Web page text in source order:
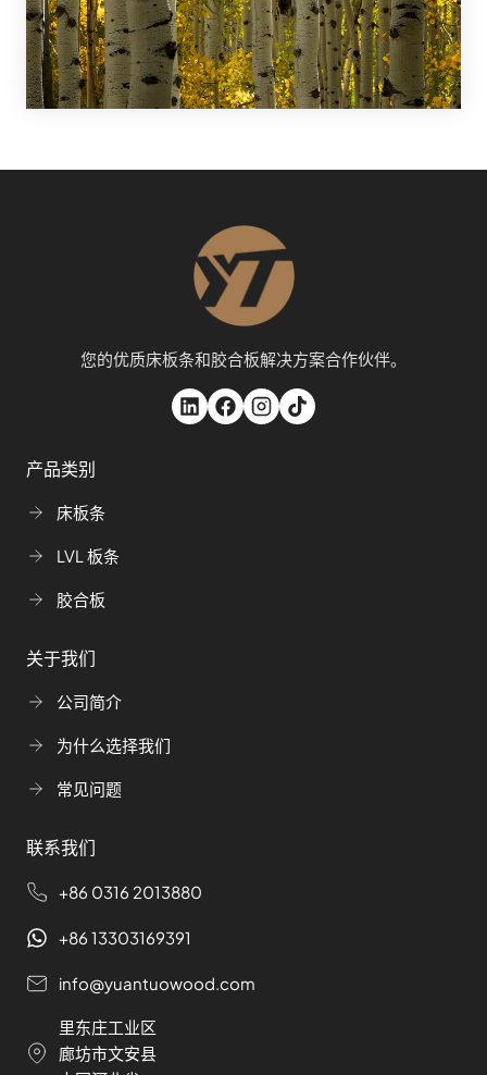
您的优质床板条和胶合板解决方案合作伙伴。
产品类别
床板条
LVL 板条
胶合板
关于我们
公司简介
为什么选择我们
常见问题
联系我们
+86 0316 2013880
+86 13303169391
info@yuantuowood.com
里东庄工业区
廊坊市文安县